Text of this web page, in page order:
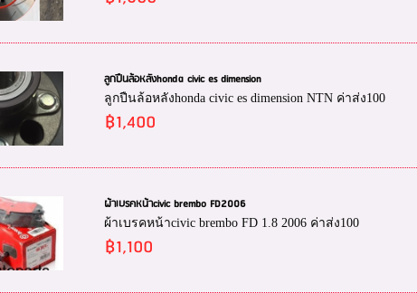
ลูกปืนล้อหลังhonda civic es dimension
ลูกปืนล้อหลังhonda civic es dimension NTN ค่าส่ง100
฿1,400
ผ้าเบรคหน้าcivic brembo FD2006
ผ้าเบรคหน้าcivic brembo FD 1.8 2006 ค่าส่ง100
฿1,100